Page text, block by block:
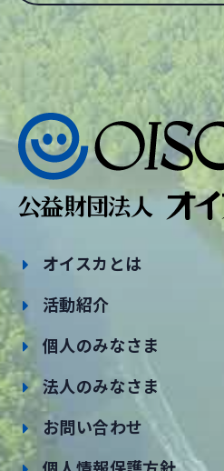
オイスカとは
活動紹介
個人のみなさま
法人のみなさま
お問い合わせ